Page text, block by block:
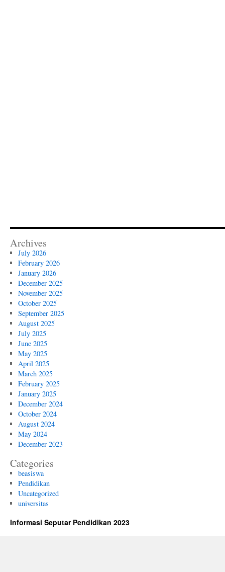
Archives
July 2026
February 2026
January 2026
December 2025
November 2025
October 2025
September 2025
August 2025
July 2025
June 2025
May 2025
April 2025
March 2025
February 2025
January 2025
December 2024
October 2024
August 2024
May 2024
December 2023
Categories
beasiswa
Pendidikan
Uncategorized
universitas
Informasi Seputar Pendidikan 2023